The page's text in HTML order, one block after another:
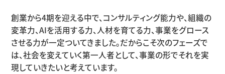
創業から4期を迎える中で、コンサルティング能力や、組織の
変革力、AIを活用する力、人材を育てる力、事業をグロース
させる力が一定ついてきました。だからこそ次のフェーズで
は、社会を変えていく第一人者として、事業の形でそれを実
現していきたいと考えています。